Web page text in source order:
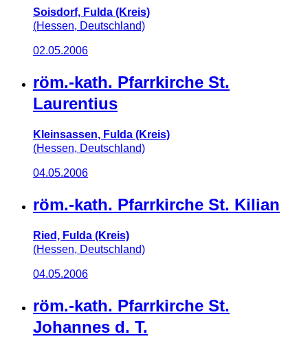
Soisdorf, Fulda (Kreis)
(Hessen, Deutschland)
02.05.2006
röm.-kath. Pfarrkirche St.
Laurentius
Kleinsassen, Fulda (Kreis)
(Hessen, Deutschland)
04.05.2006
röm.-kath. Pfarrkirche St. Kilian
Ried, Fulda (Kreis)
(Hessen, Deutschland)
04.05.2006
röm.-kath. Pfarrkirche St.
Johannes d. T.